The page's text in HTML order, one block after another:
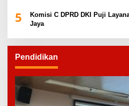
5
Komisi C DPRD DKI Puji
Jaya
Pendidikan